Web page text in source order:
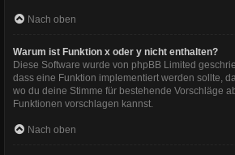
Nach oben
Warum ist Funktion x oder y nicht enthalten?
Diese Software wurde von phpBB Limited
dass eine Funktion implementiert werden sollte,
wo du deine Stimme für bestehende Vorschläge
Funktionen vorschlagen kannst.
Nach oben